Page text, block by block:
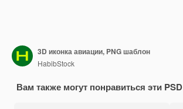
3D иконка авиации, PNG шаблон
HabibStock
Вам также могут понравиться эти PSD